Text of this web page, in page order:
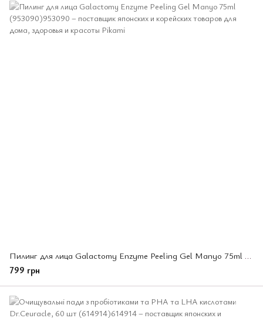
Пилинг для лица Galactomy Enzyme Peeling Gel Manyo 75ml (953090)
799 грн